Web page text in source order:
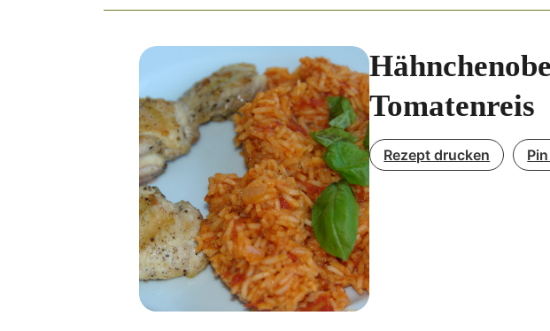
Tomatenreis
Rezept drucken